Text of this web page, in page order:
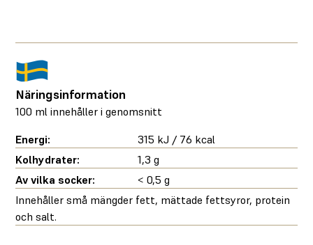
Näringsinformation
100 ml innehåller i genomsnitt
Energi:
315 kJ / 76 kcal
Kolhydrater:
1,3 g
Av vilka socker:
< 0,5 g
Innehåller små mängder fett, mättade fettsyror, protein
och salt.